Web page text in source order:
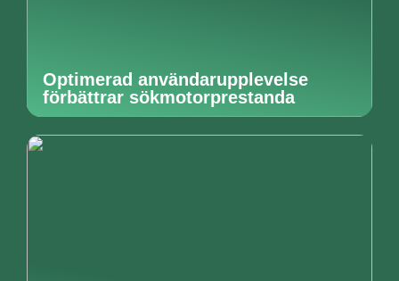
Optimerad användarupplevelse
förbättrar sökmotorprestanda